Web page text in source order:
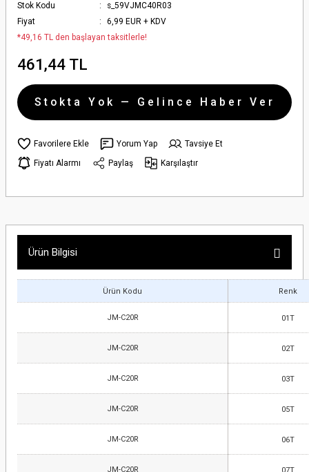
Stok Kodu
s_59VJMC40R03
Fiyat
6,99 EUR + KDV
*49,16 TL den başlayan taksitlerle!
461,44 TL
Stokta Yok — Gelince Haber Ver
Yorum Yap
Tavsiye Et
Fiyatı Alarmı
Paylaş Karşılaştır
Ürün Bilgisi
Ürün Kodu Renk
JM-C20R 01T
JM-C20R 02T
JM-C20R 03T
JM-C20R 05T
JM-C20R 06T
JM-C20R